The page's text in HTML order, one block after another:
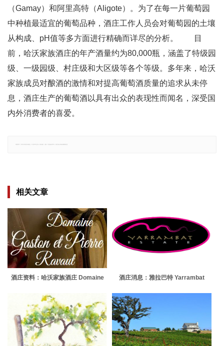
（Gamay）和阿里高特（Aligote）。为了在每一片葡萄园
中种植最适宜的葡萄品种，酒庄工作人员会对葡萄园的土壤
从构成、pH值等多方面进行精确而详尽的分析。 目
前，哈沃家族酒庄的年产酒量约为80,000瓶，涵盖了特级园
级、一级园级、村庄级和大区级等各个等级。多年来，哈沃
家族成员对酿酒的激情和对提高葡萄酒质量的追求从未停
息，酒庄生产的葡萄酒以具有出众的表现性而闻名，深受国
内外消费者的喜爱。
相关文章
酒庄资料：哈沃家族酒庄 Domaine
酒庄消息：雅拉巴特 Yarrambat